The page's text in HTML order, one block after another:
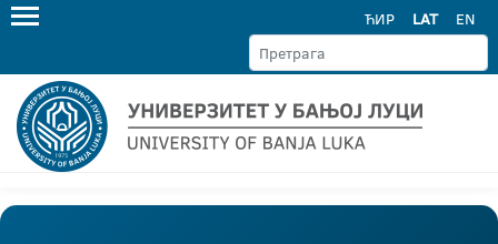
ЋИР LAT EN